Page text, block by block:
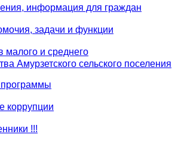
информация для граждан
задачи и функции
малого и среднего
Амурзетского сельского поселения
коррупции
!!!